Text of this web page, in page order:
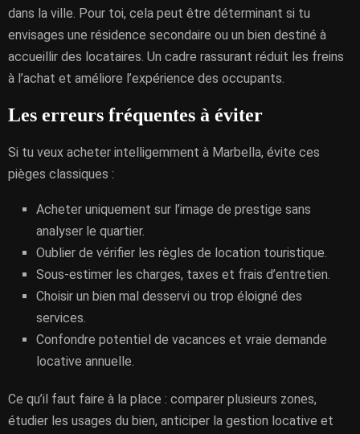
dans la ville. Pour toi, cela peut être déterminant si tu
envisages une résidence secondaire ou un bien destiné à
accueillir des locataires. Un cadre rassurant réduit les freins
à l’achat et améliore l’expérience des occupants.
Les erreurs fréquentes à éviter
Si tu veux acheter intelligemment à Marbella, évite ces
pièges classiques :
Acheter uniquement sur l’image de prestige sans
analyser le quartier.
Oublier de vérifier les règles de location touristique.
Sous-estimer les charges, taxes et frais d’entretien.
Choisir un bien mal desservi ou trop éloigné des
services.
Confondre potentiel de vacances et vraie demande
locative annuelle.
Ce qu’il faut faire à la place : comparer plusieurs zones,
étudier les usages du bien, anticiper la gestion locative et